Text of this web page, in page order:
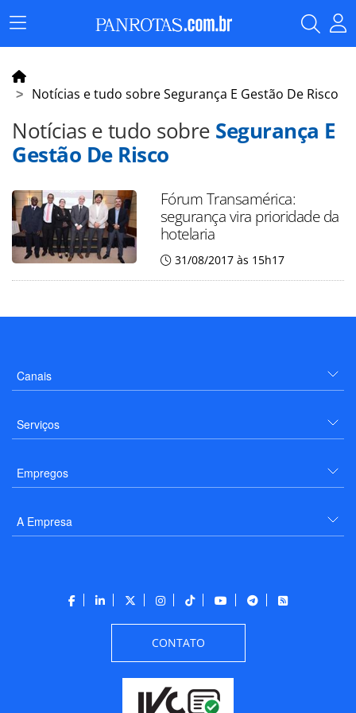
Menu
Principal
Notícias e tudo sobre Segurança E Gestão De Risco
Notícias e tudo sobre Segurança E
Gestão De Risco
Fórum Transamérica:
segurança vira prioridade da
hotelaria
31/08/2017 às 15h17
Canais
Serviços
Empregos
A Empresa
CONTATO